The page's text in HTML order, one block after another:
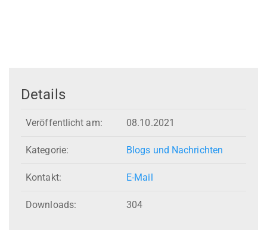
Details
Veröffentlicht am: 08.10.2021
Kategorie: Blogs und Nachrichten
Kontakt: E-Mail
Downloads: 304